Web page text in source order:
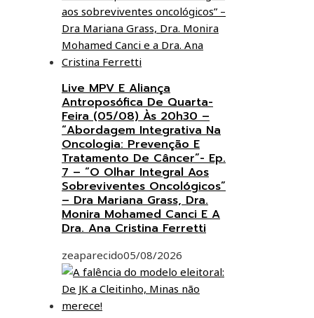
Live MPV E Aliança
Antroposófica De Quarta-
Feira (05/08) Às 20h30 –
“Abordagem Integrativa Na
Oncologia: Prevenção E
Tratamento De Câncer”- Ep.
7 – “O Olhar Integral Aos
Sobreviventes Oncológicos”
– Dra Mariana Grass, Dra.
Monira Mohamed Canci E A
Dra. Ana Cristina Ferretti
zeaparecido05/08/2026